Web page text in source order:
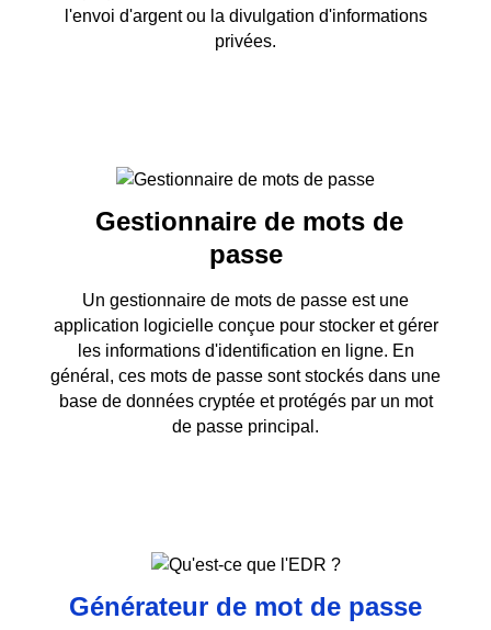
l'envoi d'argent ou la divulgation d'informations
privées.
Gestionnaire de mots de
passe
Un gestionnaire de mots de passe est une
application logicielle conçue pour stocker et gérer
les informations d'identification en ligne. En
général, ces mots de passe sont stockés dans une
base de données cryptée et protégés par un mot
de passe principal.
Générateur de mot de passe